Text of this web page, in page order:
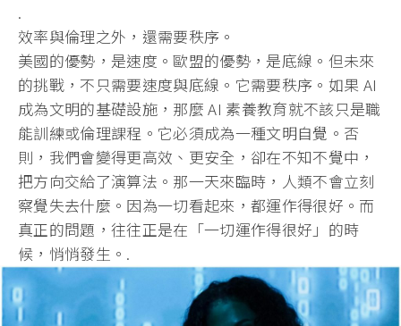
.
效率與倫理之外，還需要秩序。
美國的優勢，是速度。歐盟的優勢，是底線。但未來
的挑戰， 不只需要速度與底線。它需要秩序。如果 AI
成為文明的基礎設施，那麼 AI 素養教育就不該只是職
能訓練或倫理課程。 它必須成為一種文明自覺。否
則，我們會變得更高效、更安全， 卻在不知不覺中，
把方向交給了演算法。那一天來臨時， 人類不會立刻
察覺失去什麼。因為一切看起來，都運作得很好。 而
真正的問題，往往正是在「一切運作得很好」的時
候，悄悄發生。.